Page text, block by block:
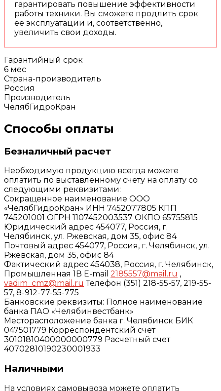
гарантировать повышение эффективности
работы техники. Вы сможете продлить срок
ее эксплуатации и, соответственно,
увеличить свои доходы.
Гарантийный срок
6 мес
Страна-производитель
Россия
Производитель
ЧелябГидроКран
Способы оплаты
Безналичный расчет
Необходимую продукцию всегда можете
оплатить по выставленному счету на оплату со
следующими реквизитами:
Сокращенное наименование ООО
«ЧелябГидроКран» ИНН 7452077805 КПП
745201001 ОГРН 1107452003537 ОКПО 65755815
Юридический адрес 454077, Россия, г.
Челябинск, ул. Ржевская, дом 35, офис 84
Почтовый адрес 454077, Россия, г. Челябинск, ул.
Ржевская, дом 35, офис 84
Фактический адрес 454038, Россия, г. Челябинск,
Промышленная 1В E-mail 2185557@mail.ru ,
vadim_cmz@mail.ru Телефон (351) 218-55-57, 219-55-
57, 8-912-77-55-775
Банковские реквизиты: Полное наименование
банка ПАО «Челябинвестбанк»
Месторасположение банка г. Челябинск БИК
047501779 Корреспондентский счет
30101810400000000779 Расчетный счет
40702810190230001933
Наличными
На условиях самовывоза можете оплатить